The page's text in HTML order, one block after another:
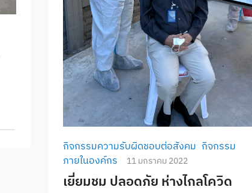
กิจกรรมความรับผิดชอบต่อสังคม กิจกรรม
ภายในองค์กร
11 มกราคม 2022
เยี่ยมชม ปลอดภัย ห่างไกลโควิด